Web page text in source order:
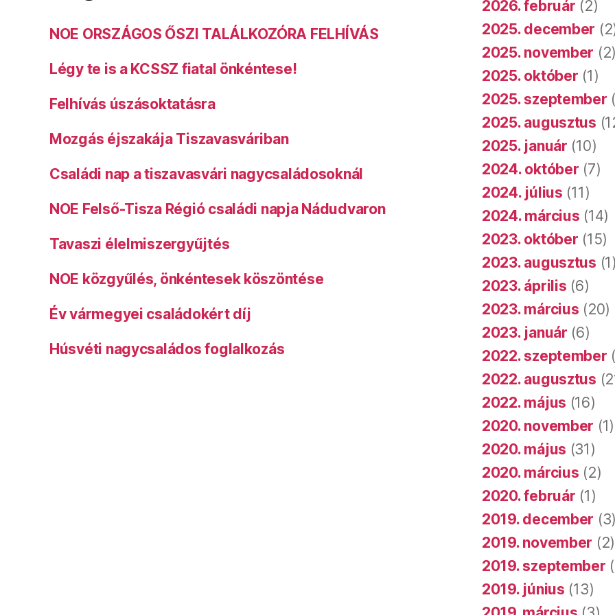
NOE ORSZÁGOS ŐSZI TALÁLKOZÓRA FELHÍVÁS
Légy te is a KCSSZ fiatal önkéntese!
Felhívás úszásoktatásra
Mozgás éjszakája Tiszavasváriban
Családi nap a tiszavasvári nagycsaládosoknál
NOE Felső-Tisza Régió családi napja Nádudvaron
Tavaszi élelmiszergyűjtés
NOE közgyűlés, önkéntesek köszöntése
Év vármegyei családokért díj
Húsvéti nagycsaládos foglalkozás
2026. február (2)
2025. december
2025. november (2)
2025. október (1)
2025. szeptember
2025. augusztus
2025. január (10)
2024. október (7)
2024. július (11)
2024. március (14)
2023. október (15)
2023. augusztus (1)
2023. április (6)
2023. március (20)
2023. január (6)
2022. szeptember
2022. augusztus
2022. május (16)
2020. november (1)
2020. május (31)
2020. március (2)
2020. február (1)
2019. december (3)
2019. november (2)
2019. szeptember
2019. június (13)